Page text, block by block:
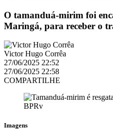
O tamanduá-mirim foi
Maringá, para receber o
Victor Hugo Corrêa
27/06/2025 22:52
27/06/2025 22:58
COMPARTILHE
BPRv
Imagens